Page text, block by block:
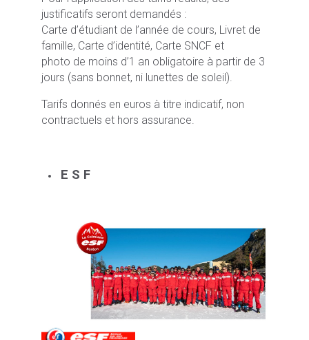
justificatifs seront demandés :
Carte d’étudiant de l’année de cours, Livret de
famille, Carte d’identité, Carte SNCF et
photo de moins d’1 an obligatoire à partir de 3
jours (sans bonnet, ni lunettes de soleil).
Tarifs donnés en euros à titre indicatif, non
contractuels et hors assurance.
E S F